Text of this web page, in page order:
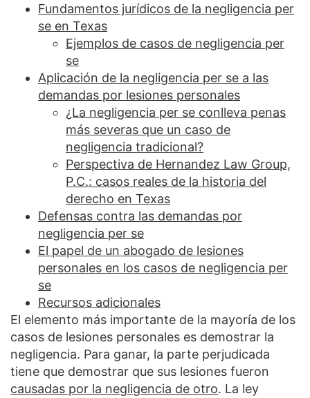
Fundamentos jurídicos de la negligencia per
se en Texas
Ejemplos de casos de negligencia per
se
Aplicación de la negligencia per se a las
demandas por lesiones personales
¿La negligencia per se conlleva penas
más severas que un caso de
negligencia tradicional?
Perspectiva de Hernandez Law Group,
P.C.: casos reales de la historia del
derecho en Texas
Defensas contra las demandas por
negligencia per se
El papel de un abogado de lesiones
personales en los casos de negligencia per
se
Recursos adicionales
El elemento más importante de la mayoría de los
casos de lesiones personales es demostrar la
negligencia. Para ganar, la parte perjudicada
tiene que demostrar que sus lesiones fueron
causadas por la negligencia de otro. La ley